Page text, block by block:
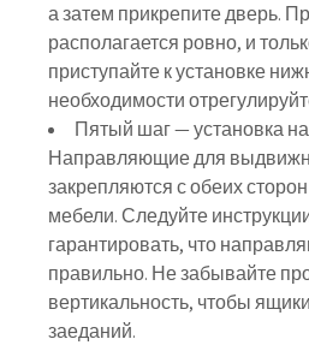
а затем прикрепите дверь.
располагается ровно, и
приступайте к установке
необходимости
Пятый шаг — установка
Направляющие для
закрепляются с обеих
мебели. Следуйте
гарантировать, что
правильно. Не забывайте
вертикальность, чтобы
заеданий.